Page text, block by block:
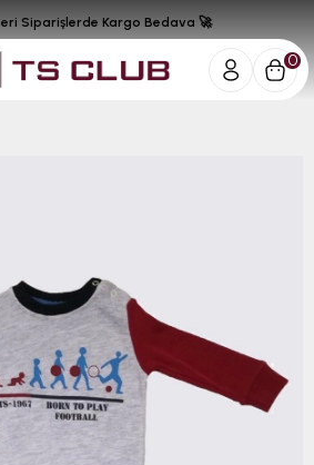
0
Siparişlerde Kargo Bedava 🚀